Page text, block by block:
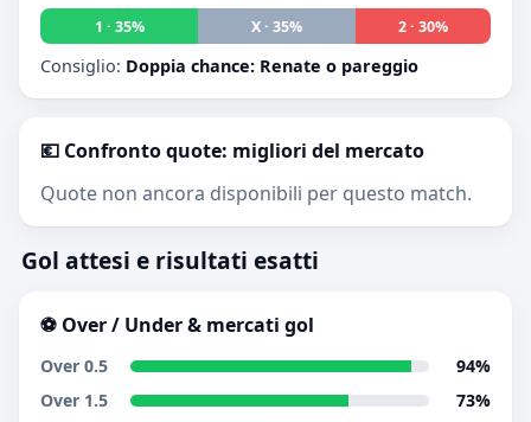
1 · 35%
X · 35% 2 · 30%
Consiglio: Doppia chance: Renate o pareggio
💶 Confronto quote: migliori del mercato
Quote non ancora disponibili per questo match.
Gol attesi e risultati esatti
⚽ Over / Under & mercati gol
Over 0.5
94%
Over 1.5
73%